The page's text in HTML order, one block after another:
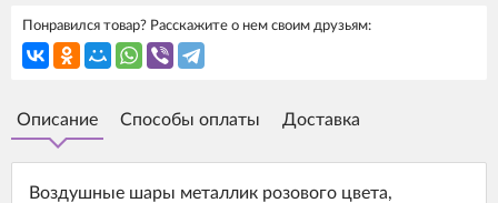
Понравился товар? Расскажите о нем своим друзьям:
Описание Способы оплаты Доставка
Воздушные шары металлик розового цвета,